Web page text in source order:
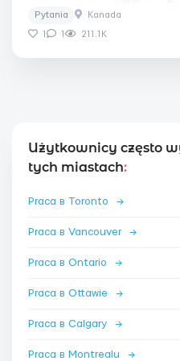
Pytania Kanada
1 1 211.1K
Użytkownicy często
tych miastach:
Praca в Toronto →
Praca в Vancouver →
Praca в Ontario →
Praca в Ottawie →
Praca в Calgary →
Praca в Montrealu →